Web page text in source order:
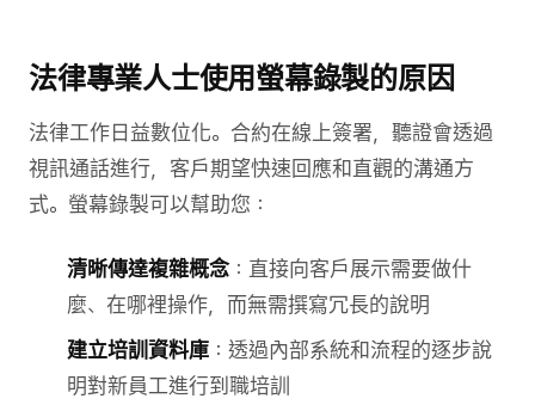
法律專業人士使用螢幕錄製的原因
法律工作日益數位化。合約在線上簽署，聽證會透過
視訊通話進行，客戶期望快速回應和直觀的溝通方
式。螢幕錄製可以幫助您：
清晰傳達複雜概念：直接向客戶展示需要做什
麼、在哪裡操作，而無需撰寫冗長的說明
建立培訓資料庫 ：透過內部系統和流程的逐步說
明對新員工進行到職培訓